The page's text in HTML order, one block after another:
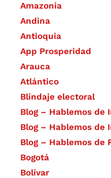
Amazonia
Andina
Antioquia
App Prosperidad
Arauca
Atlántico
Blindaje electoral
Blog – Hablemos de
Blog – Hablemos de
Blog – Hablemos de
Bogotá
Bolívar